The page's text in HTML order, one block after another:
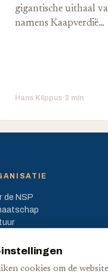
gigantische uithaal
namens Kaapverdië…
Hans Klippus·3 min
de NSP
instellingen
cookies om de